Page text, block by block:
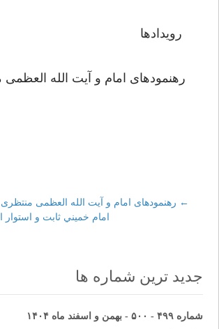
رویدادها
رهنمودهای امام و آیت الله
Post
← رهنمودهای امام و آیت الله العظمی منتظری
امام خميني ثابت و استوار
جدید ترین شماره ها
شماره ۴۹۹ - ۵۰۰ - بهمن و اسفند ماه ۱۴۰۴